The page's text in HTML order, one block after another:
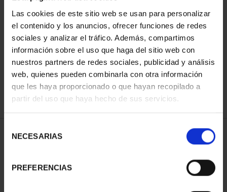
Las cookies de este sitio web se usan para personalizar
el contenido y los anuncios, ofrecer funciones de redes
sociales y analizar el tráfico. Además, compartimos
información sobre el uso que haga del sitio web con
nuestros partners de redes sociales, publicidad y análisis
web, quienes pueden combinarla con otra información
que les haya proporcionado o que hayan recopilado a
partir del uso que haya hecho de sus servicios.
NECESARIAS
PREFERENCIAS
ORDENAR POR:
REFINAR
1 Productos encontrados